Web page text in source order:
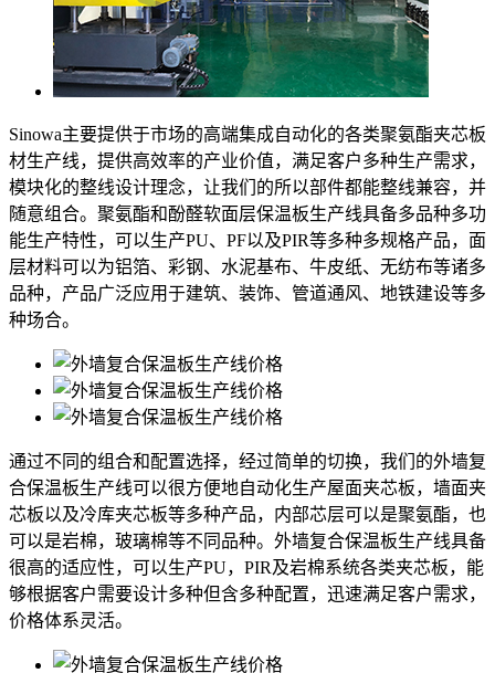
Sinowa主要提供于市场的高端集成自动化的各类聚氨酯夹芯板
材生产线，提供高效率的产业价值，满足客户多种生产需求，
模块化的整线设计理念，让我们的所以部件都能整线兼容，并
随意组合。聚氨酯和酚醛软面层保温板生产线具备多品种多功
能生产特性，可以生产PU、PF以及PIR等多种多规格产品，面
层材料可以为铝箔、彩钢、水泥基布、牛皮纸、无纺布等诸多
品种，产品广泛应用于建筑、装饰、管道通风、地铁建设等多
种场合。
通过不同的组合和配置选择，经过简单的切换，我们的外墙复
合保温板生产线可以很方便地自动化生产屋面夹芯板，墙面夹
芯板以及冷库夹芯板等多种产品，内部芯层可以是聚氨酯，也
可以是岩棉，玻璃棉等不同品种。外墙复合保温板生产线具备
很高的适应性，可以生产PU，PIR及岩棉系统各类夹芯板，能
够根据客户需要设计多种但含多种配置，迅速满足客户需求，
价格体系灵活。